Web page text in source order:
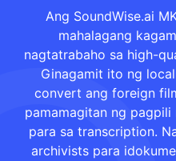
Ang SoundWise.ai
mahalagang
nagtatrabaho sa high-
Ginagamit ito ng
convert ang foreign
pamamagitan ng
para sa transcription.
archivists para